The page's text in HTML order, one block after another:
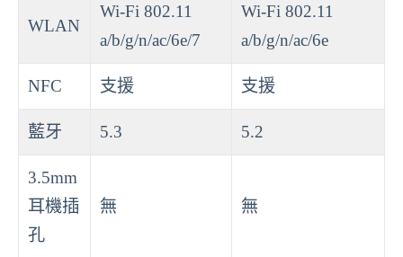
WLAN
Wi-Fi 802.11
a/b/g/n/ac/6e/7
Wi-Fi 802.11
a/b/g/n/ac/6e
NFC 支援 支援
藍牙 5.3 5.2
3.5mm
耳機插
孔
無 無